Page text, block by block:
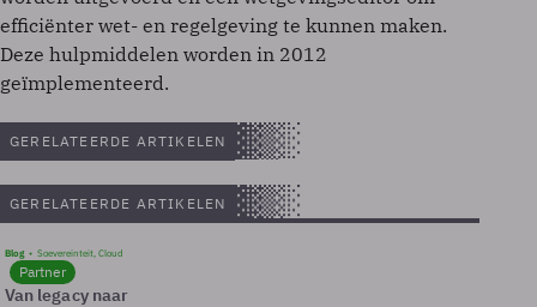
efficiënter wet- en regelgeving te kunnen maken.
Deze hulpmiddelen worden in 2012
geïmplementeerd.
GERELATEERDE ARTIKELEN
GERELATEERDE ARTIKELEN
Blog Soevereinteit, Cloud
Partner
Van legacy naar